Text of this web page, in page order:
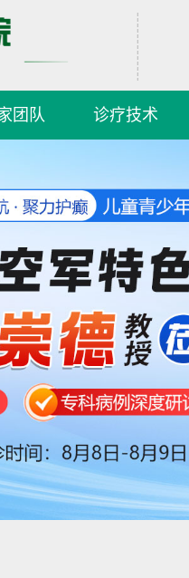
团队 诊疗技术